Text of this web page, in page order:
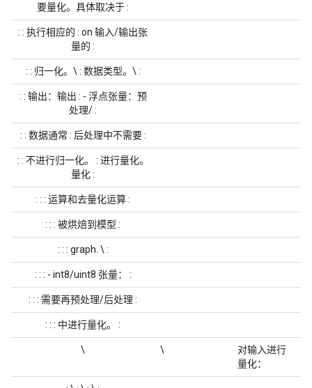
要量化。具体取决于 :
: : 执行相应的 : on 输入/输出张
量的 :
: : 归一化。\ : 数据类型。\ :
: : 输出：输出 : - 浮点张量：预
处理/ :
: : 数据通常 : 后处理中不需要 :
: : 不进行归一化。 : 进行量化。
量化 :
: : : 运算和去量化运算 :
: : : 被烘焙到模型 :
: : : graph. \ :
: : : - int8/uint8 张量： :
: : : 需要再预处理/后处理 :
: : : 中进行量化。 :
\ \
对输入进行
量化：